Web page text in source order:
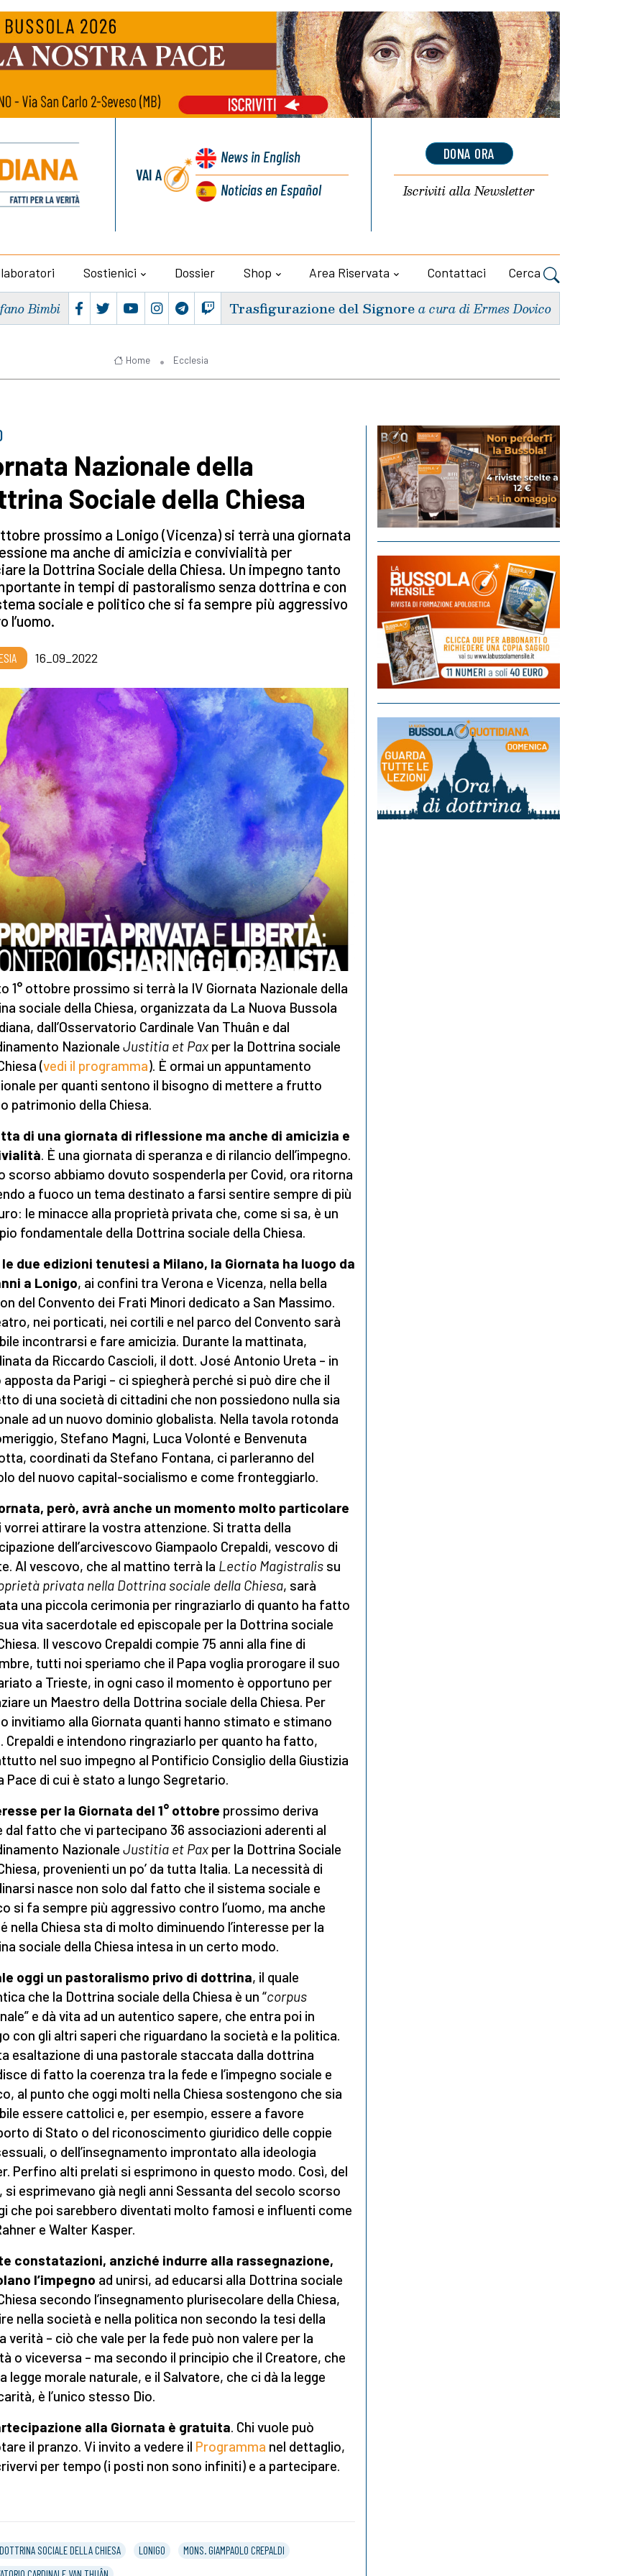
VAI A
Newsin English
Noticiasen Español
DONA ORA
Iscriviti allaNewsletter
Sostienici Dossier Shop Area Riservata Contattaci Cerca
Bimbi Trasfigurazione del Signorea cura di Ermes Dovico
Home Ecclesia
Nazionale della
Sociale della Chiesa
prossimo a Lonigo (Vicenza) si terrà una giornata
ma anche di amicizia e convivialità per
la Dottrina Sociale della Chiesa. Un impegno tanto
in tempi di pastoralismo senza dottrina e con
sociale e politico che si fa sempre più aggressivo
l’uomo.
16_09_2022
1° ottobre prossimo si terrà la IV Giornata Nazionale della
sociale della Chiesa, organizzata da La Nuova Bussola
dall’Osservatorio Cardinale Van Thuân e dal
Nazionale Justitia et Pax per la Dottrina sociale
(vedi il programma). È ormai un appuntamento
per quanti sentono il bisogno di mettere a frutto
patrimonio della Chiesa.
di una giornata di riflessione ma anche di amicizia e
. È una giornata di speranza e di rilancio dell’impegno.
scorso abbiamo dovuto sospenderla per Covid, ora ritorna
a fuoco un tema destinato a farsi sentire sempre di più
le minacce alla proprietà privata che, come si sa, è un
fondamentale della Dottrina sociale della Chiesa.
le due edizioni tenutesi a Milano, la Giornata ha luogo da
a Lonigo, ai confini tra Verona e Vicenza, nella bella
del Convento dei Frati Minori dedicato a San Massimo.
nei porticati, nei cortili e nel parco del Convento sarà
incontrarsi e fare amicizia. Durante la mattinata,
da Riccardo Cascioli, il dott. José Antonio Ureta – in
da Parigi – ci spiegherà perché si può dire che il
di una società di cittadini che non possiedono nulla sia
ad un nuovo dominio globalista. Nella tavola rotonda
Stefano Magni, Luca Volonté e Benvenuta
coordinati da Stefano Fontana, ci parleranno del
del nuovo capital-socialismo e come fronteggiarlo.
però, avrà anche un momento molto particolare
vorrei attirare la vostra attenzione. Si tratta della
dell’arcivescovo Giampaolo Crepaldi, vescovo di
Al vescovo, che al mattino terrà la Lectio Magistralis su
privata nella Dottrina sociale della Chiesa, sarà
una piccola cerimonia per ringraziarlo di quanto ha fatto
vita sacerdotale ed episcopale per la Dottrina sociale
Il vescovo Crepaldi compie 75 anni alla fine di
tutti noi speriamo che il Papa voglia prorogare il suo
a Trieste, in ogni caso il momento è opportuno per
un Maestro della Dottrina sociale della Chiesa. Per
invitiamo alla Giornata quanti hanno stimato e stimano
Crepaldi e intendono ringraziarlo per quanto ha fatto,
nel suo impegno al Pontificio Consiglio della Giustizia
Pace di cui è stato a lungo Segretario.
per la Giornata del 1° ottobre prossimo deriva
dal fatto che vi partecipano 36 associazioni aderenti al
Nazionale Justitia et Pax per la Dottrina Sociale
provenienti un po’ da tutta Italia. La necessità di
nasce non solo dal fatto che il sistema sociale e
si fa sempre più aggressivo contro l’uomo, ma anche
nella Chiesa sta di molto diminuendo l’interesse per la
sociale della Chiesa intesa in un certo modo.
oggi un pastoralismo privo di dottrina, il quale
che la Dottrina sociale della Chiesa è un “corpus
e dà vita ad un autentico sapere, che entra poi in
con gli altri saperi che riguardano la società e la politica.
esaltazione di una pastorale staccata dalla dottrina
di fatto la coerenza tra la fede e l’impegno sociale e
al punto che oggi molti nella Chiesa sostengono che sia
essere cattolici e, per esempio, essere a favore
di Stato o del riconoscimento giuridico delle coppie
o dell’insegnamento improntato alla ideologia
Perfino alti prelati si esprimono in questo modo. Così, del
si esprimevano già negli anni Sessanta del secolo scorso
che poi sarebbero diventati molto famosi e influenti come
e Walter Kasper.
constatazioni, anziché indurre alla rassegnazione,
l’impegno ad unirsi, ad educarsi alla Dottrina sociale
secondo l’insegnamento plurisecolare della Chiesa,
nella società e nella politica non secondo la tesi della
verità – ciò che vale per la fede può non valere per la
o viceversa – ma secondo il principio che il Creatore, che
legge morale naturale, e il Salvatore, che ci dà la legge
è l’unico stesso Dio.
alla Giornata è gratuita. Chi vuole può
il pranzo. Vi invito a vedere il Programma nel dettaglio,
per tempo (i posti non sono infiniti) e a partecipare.
DOTTRINA SOCIALE DELLA CHIESA LONIGO
MONS. GIAMPAOLO CREPALDI